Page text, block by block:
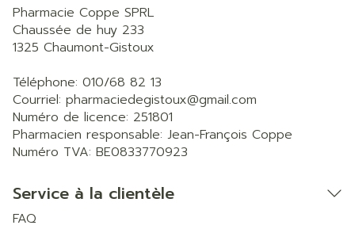
Pharmacie Coppe SPRL
Chaussée de huy 233
1325 Chaumont-Gistoux
Téléphone: 010/68 82 13
Courriel: pharmaciedegistoux@gmail.com
Numéro de licence: 251801
Pharmacien responsable: Jean-François Coppe
Numéro TVA: BE0833770923
Service à la clientèle
FAQ